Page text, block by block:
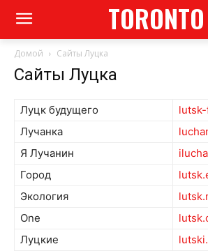
TORONTO
Домой Сайты Луцка
Сайты Луцка
Луцк будущего
Лучанка
Я Лучанин
Город
Экология
One
Луцкие